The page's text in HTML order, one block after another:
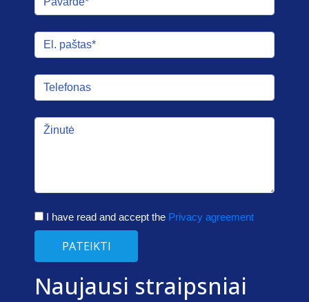
I have read and accept the Privacy agreement
PATEIKTI
Naujausi straipsniai